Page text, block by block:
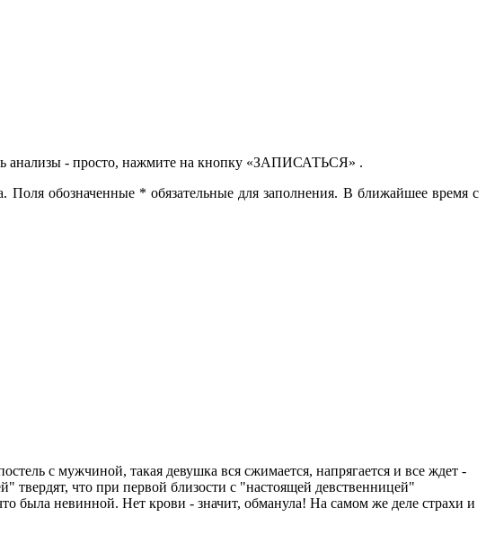
анализы - просто, нажмите на кнопку «ЗАПИСАТЬСЯ» .
Поля обозначенные * обязательные для заполнения. В ближайшее время с
с мужчиной, такая девушка вся сжимается, напрягается и все ждет -
твердят, что при первой близости с "настоящей девственницей"
была невинной. Нет крови - значит, обманула! На самом же деле страхи и